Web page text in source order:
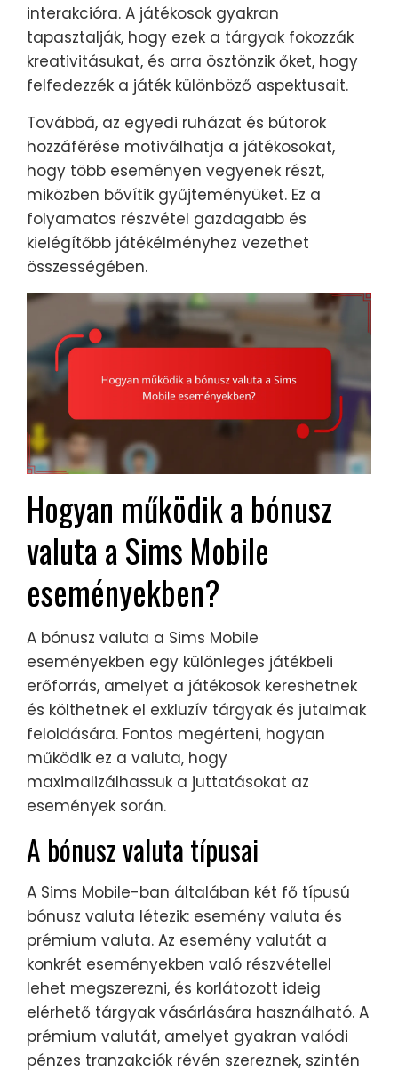
interakcióra. A játékosok gyakran
tapasztalják, hogy ezek a tárgyak fokozzák
kreativitásukat, és arra ösztönzik őket, hogy
felfedezzék a játék különböző aspektusait.
Továbbá, az egyedi ruházat és bútorok
hozzáférése motiválhatja a játékosokat,
hogy több eseményen vegyenek részt,
miközben bővítik gyűjteményüket. Ez a
folyamatos részvétel gazdagabb és
kielégítőbb játékélményhez vezethet
összességében.
Hogyan működik a bónusz
valuta a Sims Mobile
eseményekben?
A bónusz valuta a Sims Mobile
eseményekben egy különleges játékbeli
erőforrás, amelyet a játékosok kereshetnek
és költhetnek el exkluzív tárgyak és jutalmak
feloldására. Fontos megérteni, hogyan
működik ez a valuta, hogy
maximalizálhassuk a juttatásokat az
események során.
A bónusz valuta típusai
A Sims Mobile-ban általában két fő típusú
bónusz valuta létezik: esemény valuta és
prémium valuta. Az esemény valutát a
konkrét eseményekben való részvétellel
lehet megszerezni, és korlátozott ideig
elérhető tárgyak vásárlására használható. A
prémium valutát, amelyet gyakran valódi
pénzes tranzakciók révén szereznek, szintén